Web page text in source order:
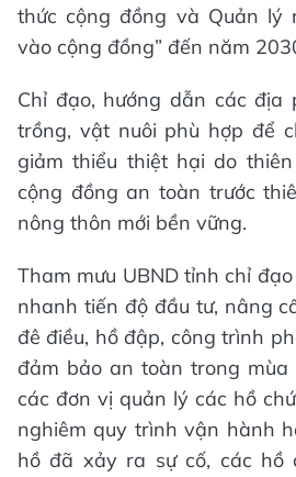
thức cộng đồng và Quản lý
vào cộng đồng” đến năm
Chỉ đạo, hướng dẫn các địa
trồng, vật nuôi phù hợp để
giảm thiểu thiệt hại do
cộng đồng an toàn trước
nông thôn mới bền vững.
Tham mưu UBND tỉnh chỉ
nhanh tiến độ đầu tư, nâng
đê điều, hồ đập, công trình
đảm bảo an toàn trong mùa
các đơn vị quản lý các hồ
nghiêm quy trình vận hành
hồ đã xảy ra sự cố, các hồ